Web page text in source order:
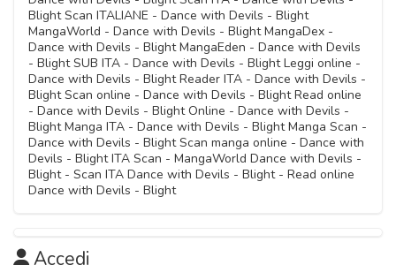
Capitolo 04
04 Ottobre 2020
Capitolo 03
04 Ottobre 2020
Capitolo 02
04 Ottobre 2020
Blight Scan ITALIANE - Dance with Devils - Blight
MangaWorld - Dance with Devils - Blight MangaDex -
Dance with Devils - Blight MangaEden - Dance with Devils
- Blight SUB ITA - Dance with Devils - Blight Leggi online -
Dance with Devils - Blight Reader ITA - Dance with Devils -
Blight Scan online - Dance with Devils - Blight Read online
- Dance with Devils - Blight Online - Dance with Devils -
Blight Manga ITA - Dance with Devils - Blight Manga Scan -
Dance with Devils - Blight Scan manga online - Dance with
Devils - Blight ITA Scan - MangaWorld Dance with Devils -
Blight - Scan ITA Dance with Devils - Blight - Read online
Dance with Devils - Blight
Accedi